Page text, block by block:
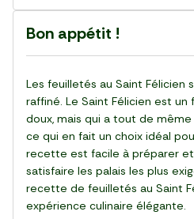
Bon appétit !
Les feuilletés au Saint Félicien
raffiné. Le Saint Félicien est
doux, mais qui a tout de
ce qui en fait un choix idéal
recette est facile à préparer
satisfaire les palais les plus
recette de feuilletés au Saint
expérience culinaire élégante.